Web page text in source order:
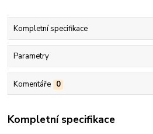
Kompletní specifikace
Parametry
Komentáře 0
Kompletní specifikace